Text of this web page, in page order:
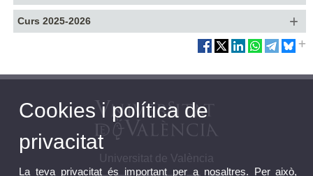
Curs 2025-2026
Universitat de València
Cookies i política de
privacitat
La teva privacitat és important per a nosaltres. Per això,